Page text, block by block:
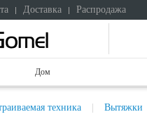
Доставка Распродажа
Дом
техника Вытяжки